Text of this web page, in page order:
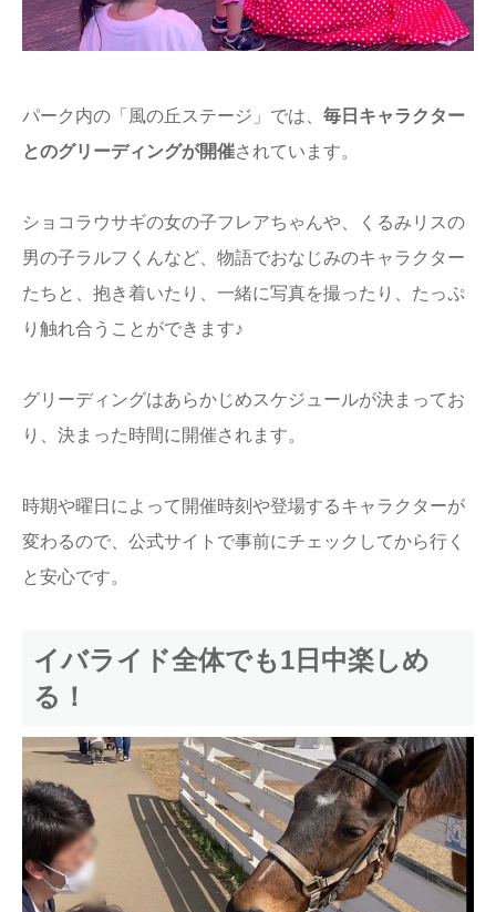
パーク内の「風の丘ステージ」では、 毎日キャラクター
とのグリーディングが開催されています。
ショコラウサギの女の子フレアちゃんや、くるみリスの
男の子ラルフくんなど、物語でおなじみのキャラクター
たちと、抱き着いたり、一緒に写真を撮ったり、たっぷ
り触れ合うことができます♪
グリーディングはあらかじめスケジュールが決まってお
り、決まった時間に開催されます。
時期や曜日によって開催時刻や登場するキャラクターが
変わるので、公式サイトで事前にチェックしてから行く
と安心です。
イバライド全体でも1日中楽しめ
る！